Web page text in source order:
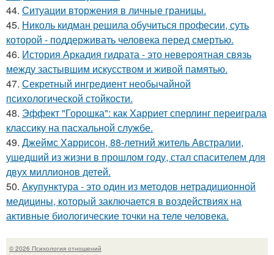
44. Ситуации вторжения в личные границы.
45. Николь кидман решила обучиться професии, суть
которой - поддерживать человека перед смертью.
46. История Аркадия гидрата - это невероятная связь
между застывшим искусством и живой памятью.
47. Секретный ингредиент необычайной
психологической стойкости.
48. Эффект "Горошка": как Харриет сперлинг переиграла
классику на пасхальной службе.
49. Джеймс Харрисон, 88-летний житель Австралии,
ушедший из жизни в прошлом году, стал спасителем для
двух миллионов детей.
50. Акупунктура - это один из методов нетрадиционной
медицины, который заключается в воздействиях на
активные биологические точки на теле человека.
© 2026 Психология отношений